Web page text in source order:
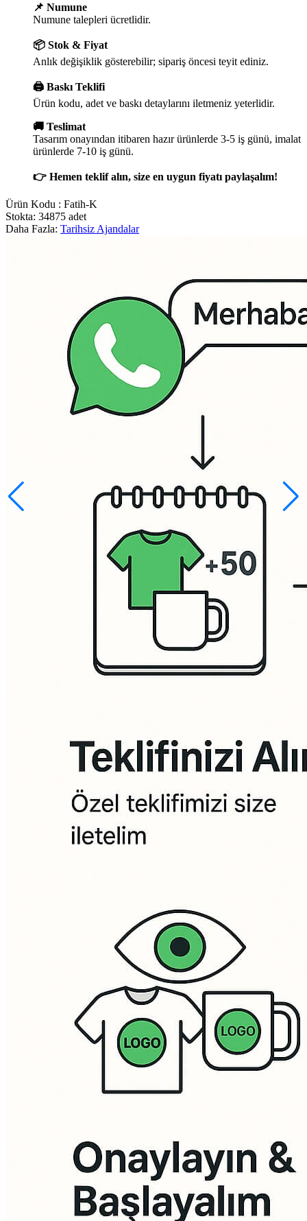
📌 Numune
Numune talepleri ücretlidir.
📦 Stok & Fiyat
Anlık değişiklik gösterebilir; sipariş öncesi teyit ediniz.
🖨️ Baskı Teklifi
Ürün kodu, adet ve baskı detaylarını iletmeniz yeterlidir.
🚚 Teslimat
Tasarım onayından itibaren hazır ürünlerde 3-5 iş günü, imalat
ürünlerde 7-10 iş günü.
👉 Hemen teklif alın, size en uygun fiyatı paylaşalım!
Ürün Kodu : Fatih-K
Stokta: 34875 adet
Daha Fazla: Tarihsiz Ajandalar